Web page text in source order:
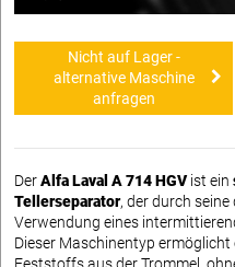
Nicht auf Lager -
alternative Maschine
anfragen
DerAlfa Laval A 714 HGVist ein
Tellerseparator, der durch
Verwendung eines
Dieser Maschinentyp